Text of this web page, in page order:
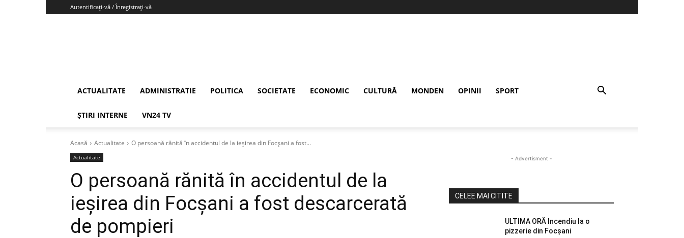
Autentificați-vă / Înregistrați-vă
ACTUALITATE ADMINISTRATIE POLITICA SOCIETATE ECONOMIC CULTURĂ MONDEN OPINII SPORT
ȘTIRI INTERNE VN24 TV
Acasă Actualitate O persoană rănită în accidentul de la ieșirea din Focșani a fost...
Actualitate
O persoană rănită în accidentul de la
ieșirea din Focșani a fost descarcerată
de pompieri
- Advertisment -
CELEE MAI CITITE
ULTIMA ORĂ Incendiu la o
pizzerie din Focșani